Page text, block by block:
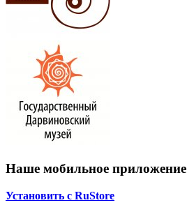
Наше мобильное приложение
Установить с RuStore